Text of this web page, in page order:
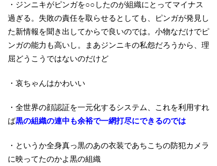
・ジンニキがピンガを○○したのが組織にとってマイナス
過ぎる。失敗の責任を取らせるとしても、ピンガが発見し
た新情報を聞き出してからで良いのでは。小物なだけでピ
ンガの能力も高いし。まあジンニキの私怨だろうから、理
屈どうこうではないのだけど
・哀ちゃんはかわいい
・全世界の顔認証を一元化するシステム、これを利用すれ
ば黒の組織の連中も余裕で一網打尽にできるのでは
・というか全身真っ黒のあの衣装であちこちの防犯カメラ
に映ってたのかよ黒の組織